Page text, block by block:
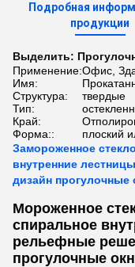
Подробная
продукции
Выделить:
Применение:Офис,
Имя:
Структура:
твердые
Тип:
Край:
Форма::
плоский
Замороженное
внутренние
дизайн прогулочные
Мороженное
спиральное
рельефные
прогулочные